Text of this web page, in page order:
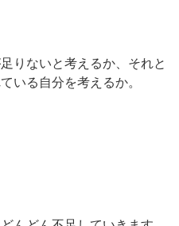
りないと考えるか、それと
いる自分を考えるか。